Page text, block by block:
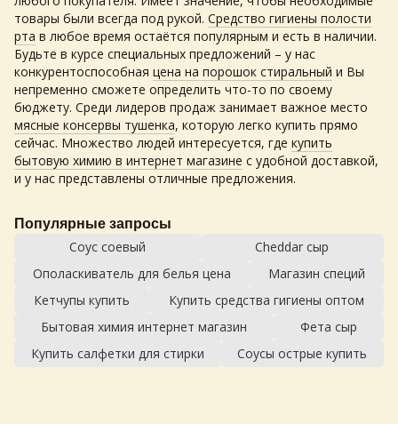
товары были всегда под рукой. Средство гигиены полости
рта в любое время остаётся популярным и есть в наличии.
Будьте в курсе специальных предложений – у нас
конкурентоспособная цена на порошок стиральный и Вы
непременно сможете определить что-то по своему
бюджету. Среди лидеров продаж занимает важное место
мясные консервы тушенка, которую легко купить прямо
сейчас. Множество людей интересуется, где купить
бытовую химию в интернет магазине с удобной доставкой,
и у нас представлены отличные предложения.
Популярные запросы
Соус соевый
Cheddar сыр
Ополаскиватель для белья цена
Магазин специй
Кетчупы купить
Купить средства гигиены оптом
Бытовая химия интернет магазин
Фета сыр
Купить салфетки для стирки
Соусы острые купить